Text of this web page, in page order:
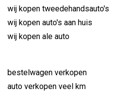
wij kopen tweedehandsauto's
wij kopen auto's aan huis
wij kopen ale auto
bestelwagen verkopen
auto verkopen veel km